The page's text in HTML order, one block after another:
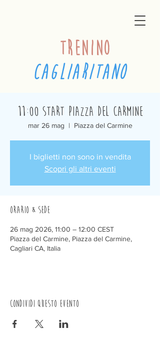
trenino
cagliaritano
11:00 Start Piazza del Carmine
mar 26 mag
  |
Piazza del Carmine
I biglietti non sono in vendita
Scopri gli altri eventi
Orario & Sede
26 mag 2026, 11:00 – 12:00 CEST
Piazza del Carmine, Piazza del Carmine,
Cagliari CA, Italia
Condividi questo evento